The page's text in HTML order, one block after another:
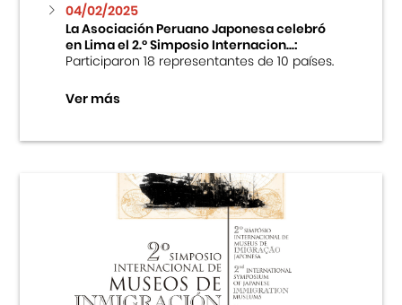
04/02/2025
La Asociación Peruano Japonesa celebró
en Lima el 2.º Simposio Internacion...:
Participaron 18 representantes de 10 países.
Ver más